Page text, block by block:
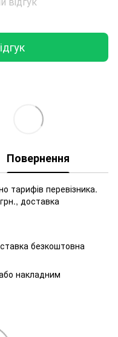
Повернення
тарифів перевізника.
доставка
безкоштовна
накладним